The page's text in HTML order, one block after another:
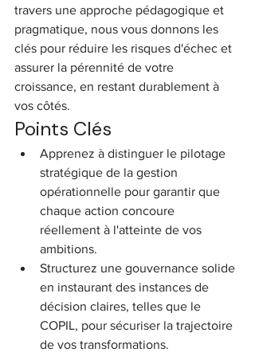
travers une approche pédagogique et
pragmatique, nous vous donnons les
clés pour réduire les risques d'échec et
assurer la pérennité de votre
croissance, en restant durablement à
vos côtés.
Points Clés
Apprenez à distinguer le pilotage
stratégique de la gestion
opérationnelle pour garantir que
chaque action concoure
réellement à l'atteinte de vos
ambitions.
Structurez une gouvernance solide
en instaurant des instances de
décision claires, telles que le
COPIL, pour sécuriser la trajectoire
de vos transformations.